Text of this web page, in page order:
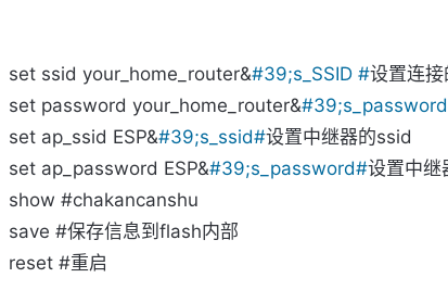
set ssid your_home_router&#39;s_SSID #​设置连
set password your_home_router&
set ap_ssid ESP&#39;s_ssid#​设置中继器的ssid
set ap_password ESP&#39;s_password#​设置中继
show #chakancanshu
save #保存信息到flash内部
reset #重启